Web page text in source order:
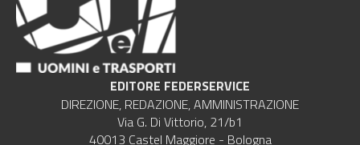
EDITORE FEDERSERVICE
DIREZIONE, REDAZIONE, AMMINISTRAZIONE
Via G. Di Vittorio, 21/b1
40013 Castel Maggiore - Bologna